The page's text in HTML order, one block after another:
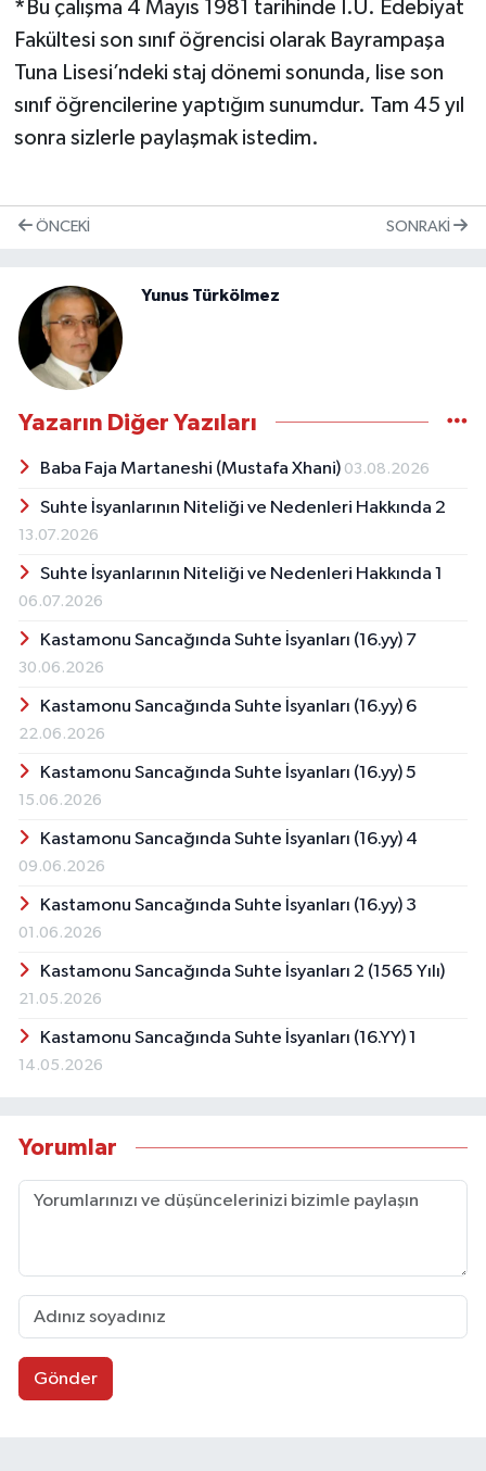
* Bu çalışma 4 Mayıs 1981 tarihinde İ.Ü. Edebiyat
Fakültesi son sınıf öğrencisi olarak Bayrampaşa
Tuna Lisesi’ndeki staj dönemi sonunda, lise son
sınıf öğrencilerine yaptığım sunumdur. Tam 45 yıl
sonra sizlerle paylaşmak istedim.
ÖNCEKI SONRAKI
Yunus Türkölmez
Yazarın Diğer Yazıları
Baba Faja Martaneshi (Mustafa Xhani) 03.08.2026
Suhte İsyanlarının Niteliği ve Nedenleri Hakkında 2
13.07.2026
Suhte İsyanlarının Niteliği ve Nedenleri Hakkında 1
06.07.2026
Kastamonu Sancağında Suhte İsyanları (16.yy) 7
30.06.2026
Kastamonu Sancağında Suhte İsyanları (16.yy) 6
22.06.2026
Kastamonu Sancağında Suhte İsyanları (16.yy) 5
15.06.2026
Kastamonu Sancağında Suhte İsyanları (16.yy) 4
09.06.2026
Kastamonu Sancağında Suhte İsyanları (16.yy) 3
01.06.2026
Kastamonu Sancağında Suhte İsyanları 2 (1565 Yılı)
21.05.2026
Kastamonu Sancağında Suhte İsyanları (16.YY) 1
14.05.2026
Yorumlar
Gönder